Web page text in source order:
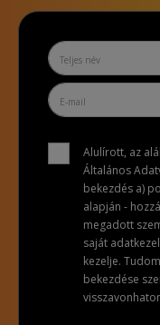
Alulírott, az
Általános
bekezdés a)
alapján -
megadott
saját
kezelje.
bekezdése